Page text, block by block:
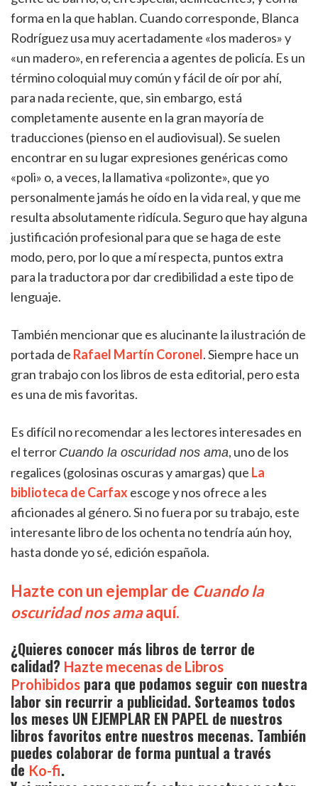
forma en la que hablan. Cuando corresponde, Blanca
Rodríguez usa muy acertadamente «los maderos» y
«un madero», en referencia a agentes de policía. Es un
término coloquial muy común y fácil de oír por ahí,
para nada reciente, que, sin embargo, está
completamente ausente en la gran mayoría de
traducciones (pienso en el audiovisual). Se suelen
encontrar en su lugar expresiones genéricas como
«poli» o, a veces, la llamativa «polizonte», que yo
personalmente jamás he oído en la vida real, y que me
resulta absolutamente ridícula. Seguro que hay alguna
justificación profesional para que se haga de este
modo, pero, por lo que a mí respecta, puntos extra
para la traductora por dar credibilidad a este tipo de
lenguaje.
También mencionar que es alucinante la ilustración de
portada de Rafael Martín Coronel. Siempre hace un
gran trabajo con los libros de esta editorial, pero esta
es una de mis favoritas.
Es difícil no recomendar a les lectores interesades en
el terror Cuando la oscuridad nos ama, uno de los
regalices (golosinas oscuras y amargas) que La
biblioteca de Carfax escoge y nos ofrece a les
aficionades al género. Si no fuera por su trabajo, este
interesante libro de los ochenta no tendría aún hoy,
hasta donde yo sé, edición española.
Hazte con un ejemplar de Cuando la
oscuridad nos amaaquí.
¿Quieres conocer más libros de terror de
calidad? Hazte mecenas de Libros
Prohibidos para que podamos seguir con nuestra
labor sin recurrir a publicidad. Sorteamos todos
los meses UN EJEMPLAR EN PAPEL de nuestros
libros favoritos entre nuestros mecenas. También
puedes colaborar de forma puntual a través
de Ko-fi.